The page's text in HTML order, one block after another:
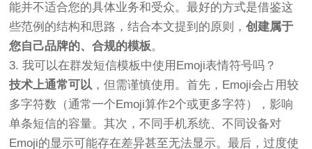
能并不适合您的具体业务和受众。最好的方式是借鉴这
些范例的结构和思路，结合本文提到的原则，创建属于
您自己品牌的、合规的模板。
3. 我可以在群发短信模板中使用Emoji表情符号吗？
技术上通常可以 ，但需谨慎使用。首先，Emoji会占用较
多字符数（通常一个Emoji算作2个或更多字符），影响
单条短信的容量。其次，不同手机系统、不同设备对
Emoji的显示可能存在差异甚至无法显示。最后，过度使